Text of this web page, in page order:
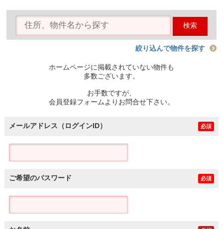
物件を探す
購入TOP
条件から探す
住宅ローン控除シミュレータ
検索
絞り込んで物件を探す
ホームページに掲載されていない物件も
多数ございます。
お手数ですが、
会員登録フォームよりお問合せ下さい。
メールアドレス（ログインID） 必須
ご希望のパスワード 必須